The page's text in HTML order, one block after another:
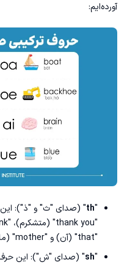
آورده‌ایم:
"
th" (صدای "ث" و "ذ"): این
"that" (آن) و "mother" (مادر) استفاده می‌شود.
"
sh